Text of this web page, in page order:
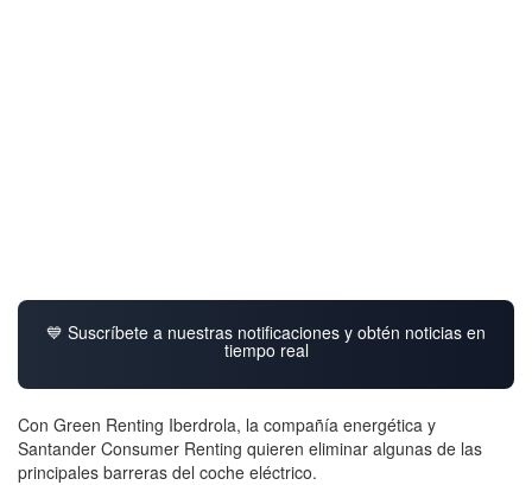
💙 Suscríbete a nuestras notificaciones y obtén noticias en
tiempo real
Con Green Renting Iberdrola, la compañía energética y
Santander Consumer Renting quieren eliminar algunas de las
principales barreras del coche eléctrico.